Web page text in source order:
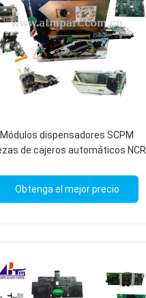
Módulos dispensadores SCPM
de cajeros automáticos NCR
Obtenga el mejor precio